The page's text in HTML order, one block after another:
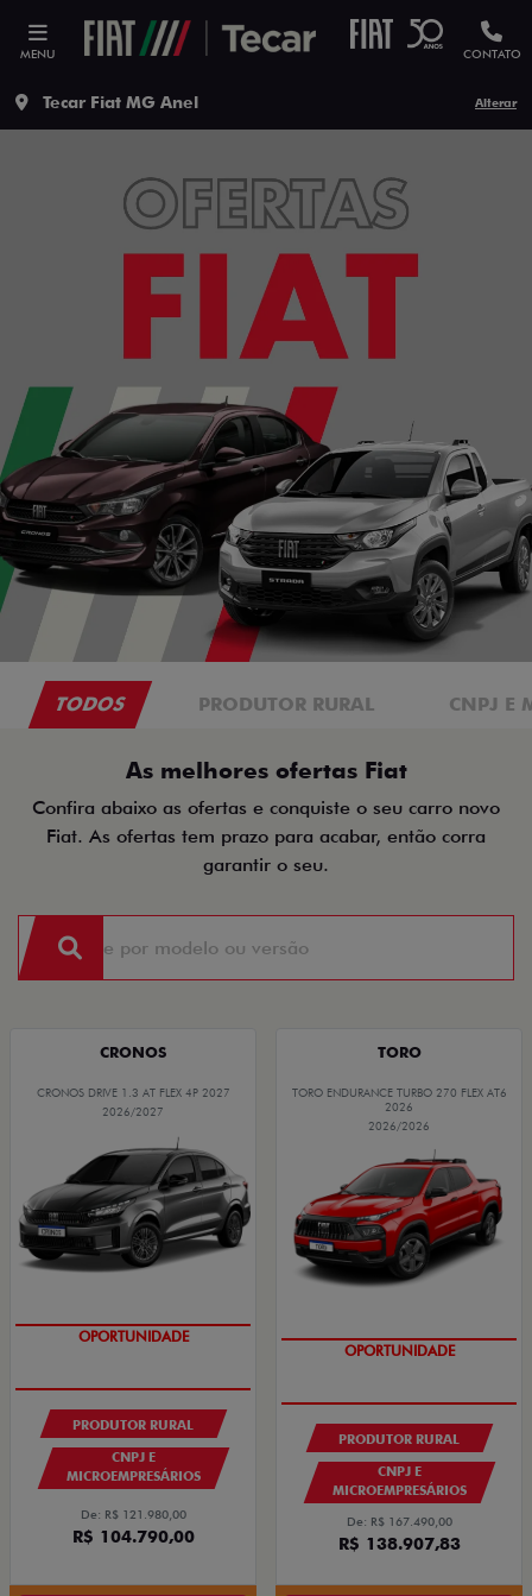
MENU CONTATO
Tecar Fiat MG Anel Alterar
TODOS PRODUTOR RURAL CNPJ E
As melhores ofertas Fiat
Confira abaixo as ofertas e conquiste o seu carro novo
Fiat. As ofertas tem prazo para acabar, então corra
garantir o seu.
CRONOS
CRONOS DRIVE 1.3 AT FLEX 4P 2027
2026/2027
GRANDE CHANCE FIAT
PRODUTOR RURAL
CNPJ E
MICROEMPRESÁRIOS
De: R$ 121.980,00
R$ 104.790,00
TORO
TORO ENDURANCE TURBO 270 FLEX AT6
2026
2026/2026
GRANDE CHANCE FIAT
PRODUTOR RURAL
CNPJ E
MICROEMPRESÁRIOS
De: R$ 167.490,00
R$ 138.907,83